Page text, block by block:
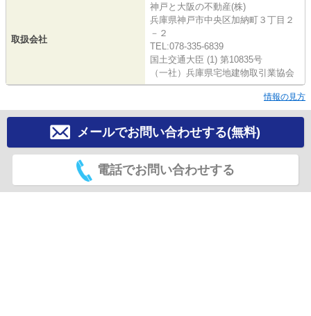
取扱会社
神戸と大阪の不動産(株)
兵庫県神戸市中央区加納町３丁目２
－２
TEL:078-335-6839
国土交通大臣 (1) 第10835号
（一社）兵庫県宅地建物取引業協会
情報の見方
メールでお問い合わせする(無料)
電話でお問い合わせする